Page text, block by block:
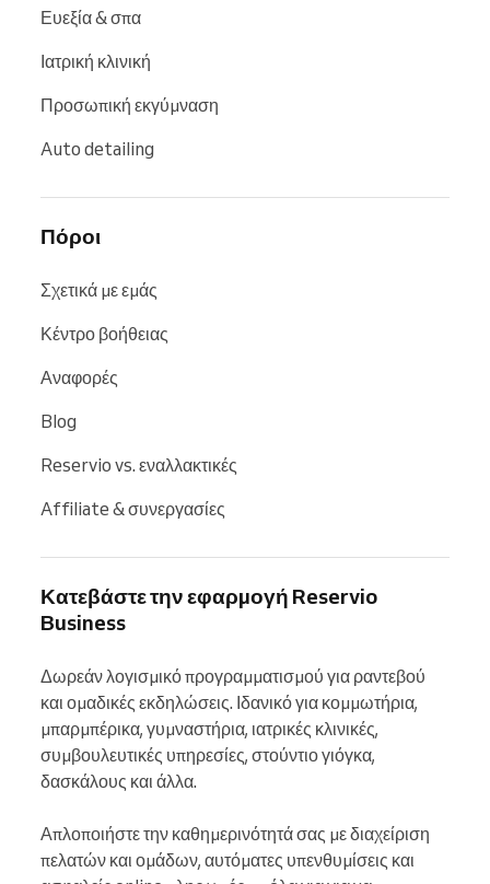
Ευεξία & σπα
Ιατρική κλινική
Προσωπική εκγύμναση
Auto detailing
Πόροι
Σχετικά με εμάς
Κέντρο βοήθειας
Αναφορές
Blog
Reservio vs. εναλλακτικές
Affiliate & συνεργασίες
Κατεβάστε την εφαρμογή Reservio
Business
Δωρεάν λογισμικό προγραμματισμού για ραντεβού
και ομαδικές εκδηλώσεις. Ιδανικό για κομμωτήρια,
μπαρμπέρικα, γυμναστήρια, ιατρικές κλινικές,
συμβουλευτικές υπηρεσίες, στούντιο γιόγκα,
δασκάλους και άλλα.
Απλοποιήστε την καθημερινότητά σας με διαχείριση
πελατών και ομάδων, αυτόματες υπενθυμίσεις και